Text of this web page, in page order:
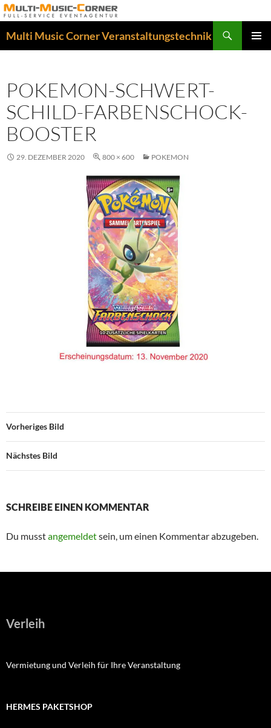
Zum
Inhalt
springen
Multi Music Corner Veranstaltungstechnik
POKEMON-SCHWERT-
SCHILD-FARBENSCHOCK-
BOOSTER
29. DEZEMBER 2020 800 × 600 POKEMON
Vorheriges Bild
Nächstes Bild
SCHREIBE EINEN KOMMENTAR
Du musstangemeldetsein, um einen Kommentar abzugeben.
Verleih
Vermietung und Verleih für Ihre Veranstaltung
HERMES PAKETSHOP